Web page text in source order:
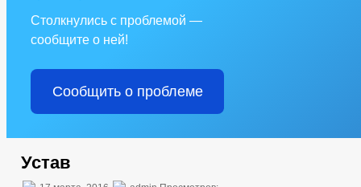
Столкнулись с проблемой —
сообщите о ней!
Сообщить о проблеме
Устав